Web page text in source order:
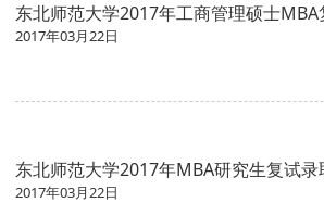
东北师范大学2017年工商管理硕士
2017年03月22日
东北师范大学2017年MBA研究生复试录
2017年03月22日